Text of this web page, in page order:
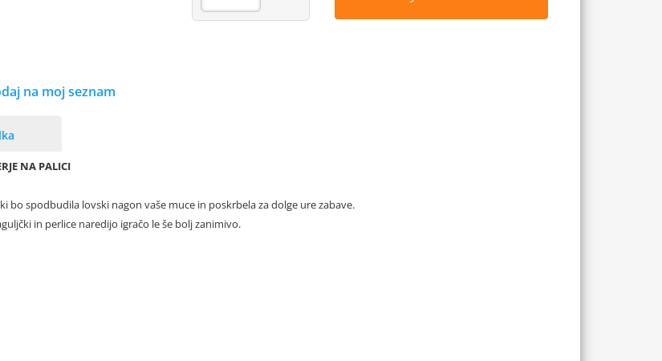
na moj seznam
NA PALICI
bo spodbudila lovski nagon vaše muce in poskrbela za dolge ure zabave.
in perlice naredijo igračo le še bolj zanimivo.